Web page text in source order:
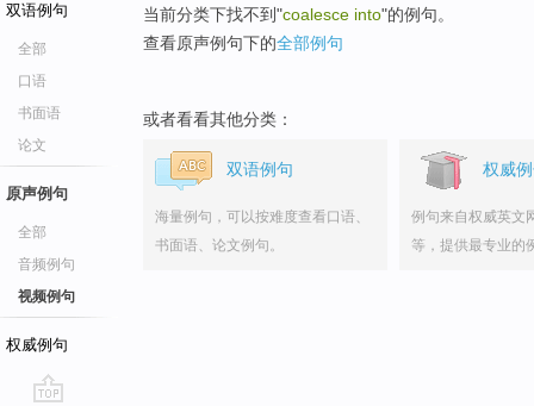
双语例句
全部
口语
书面语
论文
原声例句
全部
音频例句
视频例句
权威例句
当前分类下找不到"coalesce into"的例句。
查看原声例句下的全部例句
或者看看其他分类：
双语例句
海量例句，可以按难度查看口语、
书面语、论文例句。
权威
例句来自权威英文
等，提供最专业的